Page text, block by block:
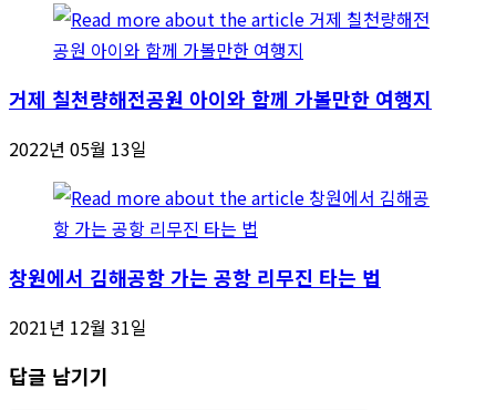
거제 칠천량해전공원 아이와 함께 가볼만한 여행지
2022년 05월 13일
창원에서 김해공항 가는 공항 리무진 타는 법
2021년 12월 31일
답글 남기기